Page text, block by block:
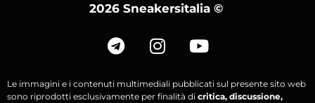
2026 Sneakersitalia ©
Le immagini e i contenuti multimediali pubblicati sul presente sito web
sono riprodotti esclusivamente per finalità di critica, discussione,